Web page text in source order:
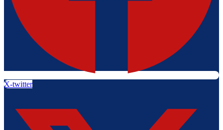
X-twitter